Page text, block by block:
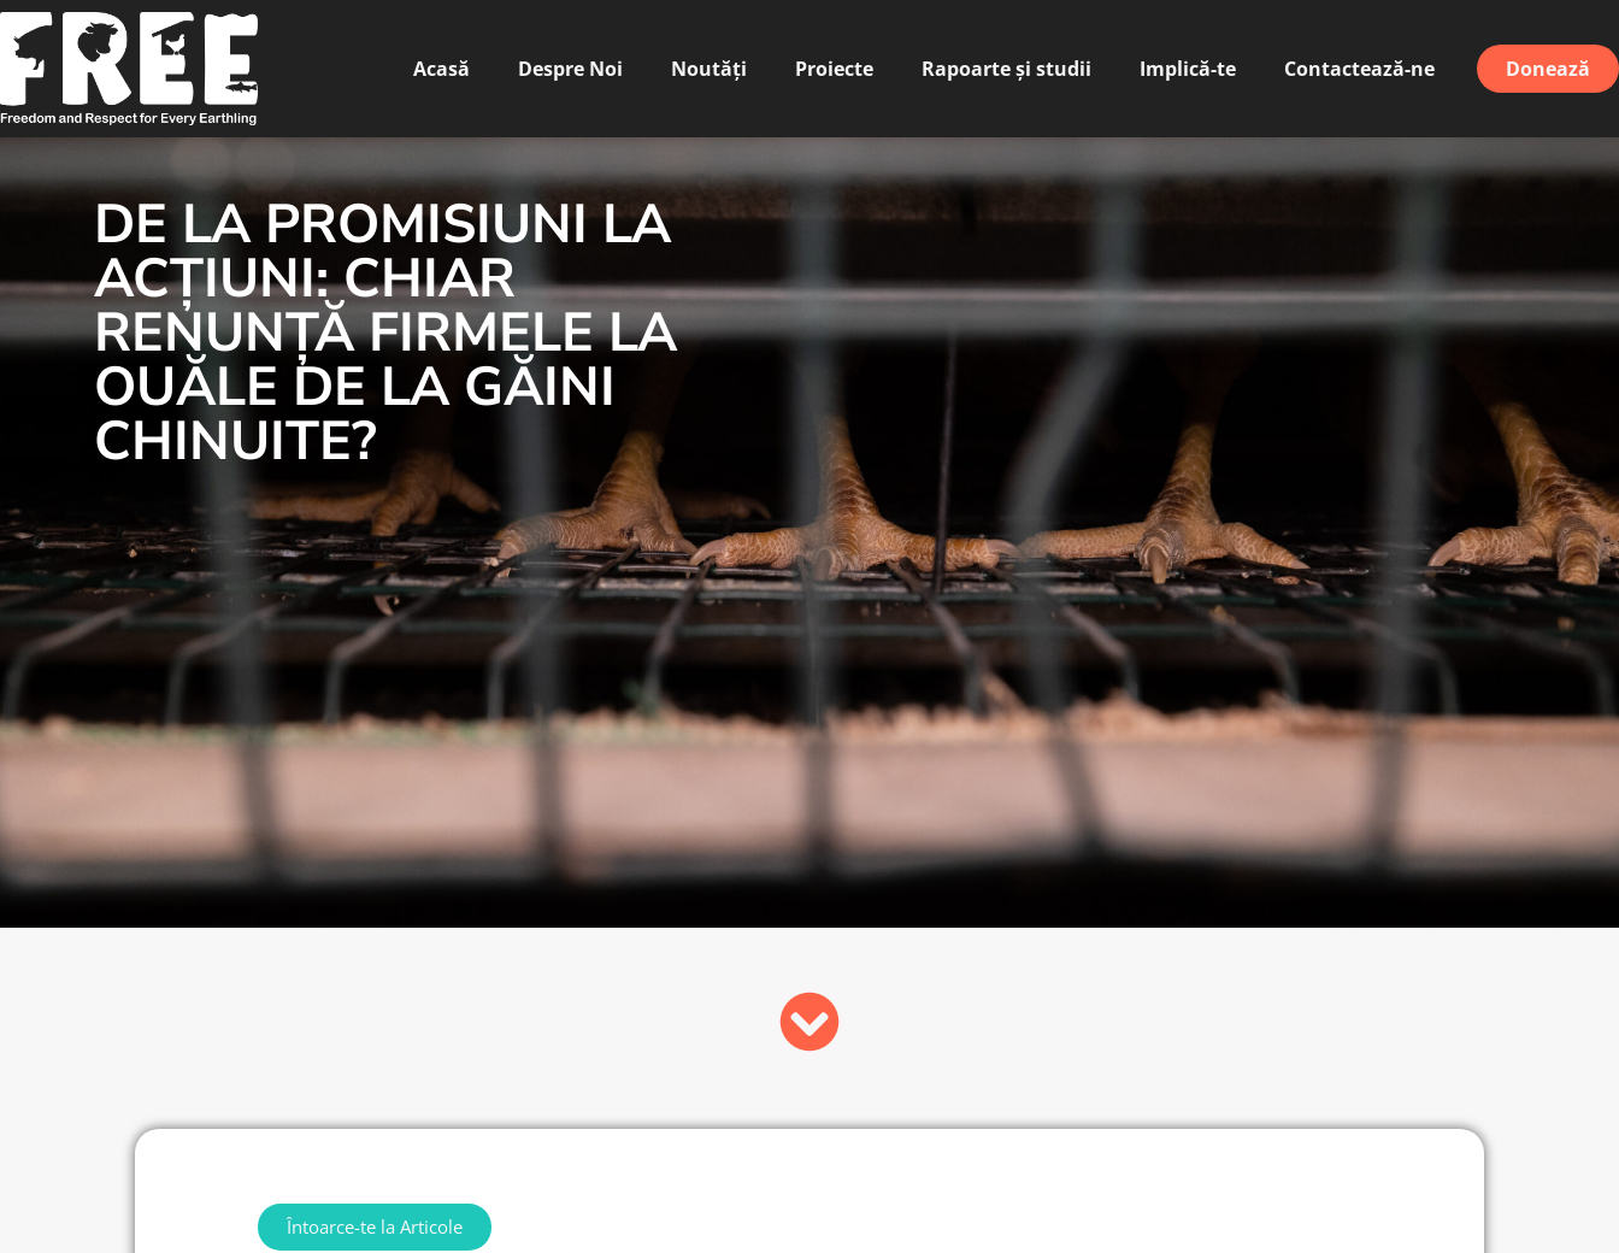
Acasă Despre Noi Noutăți Proiecte Rapoarte și studii Implică-te Contactează-ne Donează
DE LA PROMISIUNI LA
ACȚIUNI: CHIAR
RENUNȚĂ FIRMELE LA
OUĂLE DE LA GĂINI
CHINUITE?
Întoarce-te la Articole